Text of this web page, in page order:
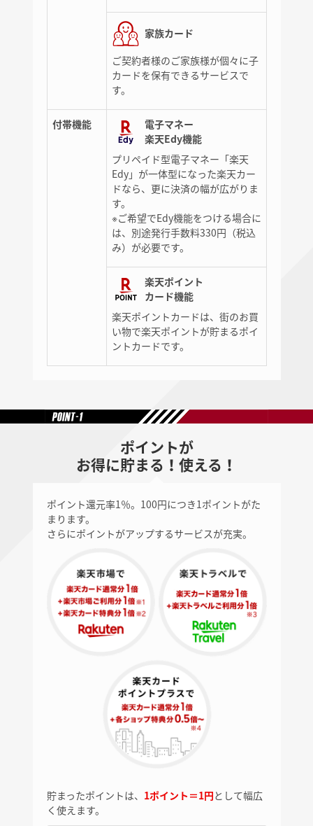
家族カード
ご契約者様のご家族様が個々に子
カードを保有できるサービスで
す。
付帯機能
電子マネー
楽天Edy機能
プリペイド型電子マネー「楽天
Edy」が一体型になった楽天カー
ドなら、更に決済の幅が広がりま
す。
※ご希望でEdy機能をつける場合に
は、別途発行手数料330円（税込
み）が必要です。
楽天ポイント
カード機能
楽天ポイントカードは、街のお買
い物で楽天ポイントが貯まるポイ
ントカードです。
ポイントが
お得に貯まる！使える！
ポイント還元率1％。100円につき1ポイントがた
まります。
さらにポイントがアップするサービスが充実。
貯まったポイントは、 1ポイント＝1円として幅広
く使えます。